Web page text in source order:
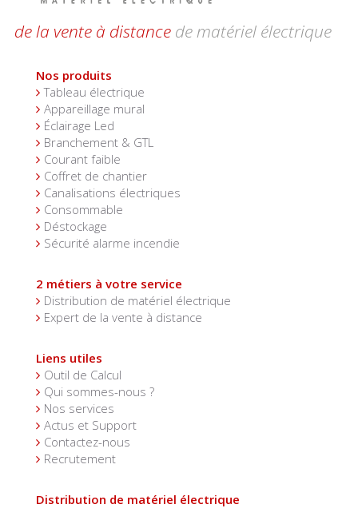
de la vente à distance de matériel électrique
Nos produits
Tableau électrique
Appareillage mural
Éclairage Led
Branchement & GTL
Courant faible
Coffret de chantier
Canalisations électriques
Consommable
Déstockage
Sécurité alarme incendie
2 métiers à votre service
Distribution de matériel électrique
Expert de la vente à distance
Liens utiles
Outil de Calcul
Qui sommes-nous ?
Nos services
Actus et Support
Contactez-nous
Recrutement
Distribution de matériel électrique